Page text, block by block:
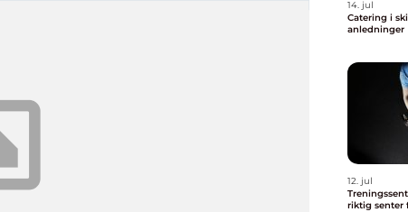
14. jul
Catering i
anledninger
12. jul
riktig senter